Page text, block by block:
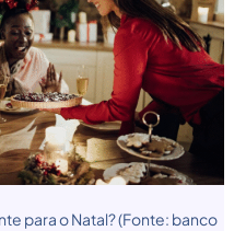
para o Natal? (Fonte: banco